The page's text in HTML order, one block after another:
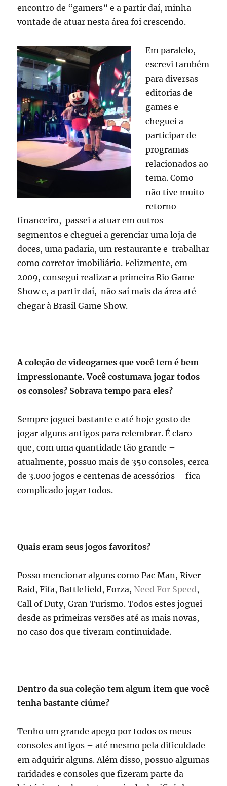
encontro de “gamers” e a partir daí, minha
vontade de atuar nesta área foi crescendo.
Em paralelo,
escrevi também
para diversas
editorias de
games e
cheguei a
participar de
programas
relacionados ao
tema. Como
não tive muito
retorno
financeiro, passei a atuar em outros
segmentos e cheguei a gerenciar uma loja de
doces, uma padaria, um restaurante e trabalhar
como corretor imobiliário. Felizmente, em
2009, consegui realizar a primeira Rio Game
Show e, a partir daí, não saí mais da área até
chegar à Brasil Game Show.
A coleção de videogames que você tem é bem
impressionante. Você costumava jogar todos
os consoles? Sobrava tempo para eles?
Sempre joguei bastante e até hoje gosto de
jogar alguns antigos para relembrar. É claro
que, com uma quantidade tão grande –
atualmente, possuo mais de 350 consoles, cerca
de 3.000 jogos e centenas de acessórios – fica
complicado jogar todos.
Quais eram seus jogos favoritos?
Posso mencionar alguns como Pac Man, River
Raid, Fifa, Battlefield, Forza, Need For Speed,
Call of Duty, Gran Turismo. Todos estes joguei
desde as primeiras versões até as mais novas,
no caso dos que tiveram continuidade.
Dentro da sua coleção tem algum item que você
tenha bastante ciúme?
Tenho um grande apego por todos os meus
consoles antigos – até mesmo pela dificuldade
em adquirir alguns. Além disso, possuo algumas
raridades e consoles que fizeram parte da